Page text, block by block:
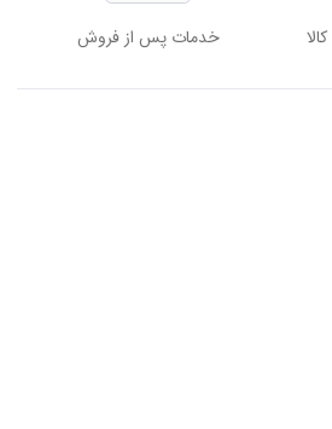
خدمات پس از فروش